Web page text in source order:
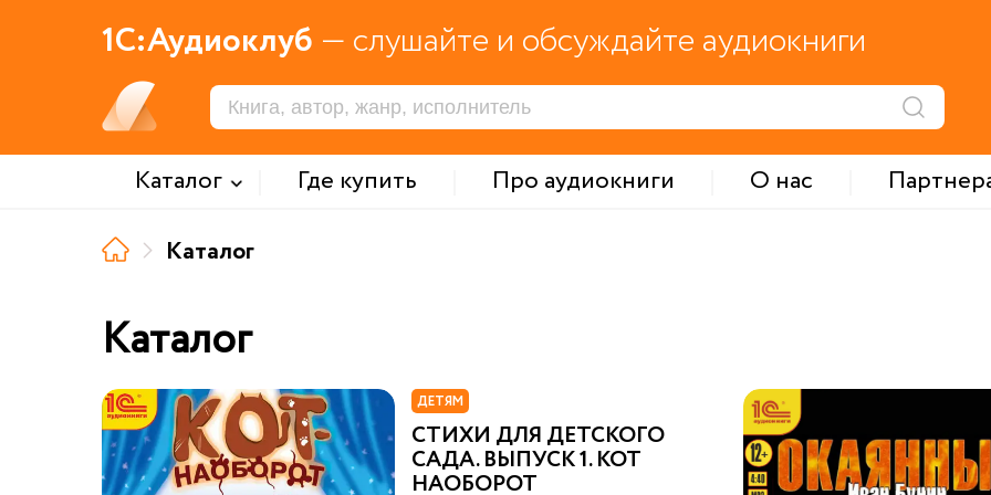
1С:Аудиоклуб — слушайте и обсуждайте аудиокниги
Каталог Где купить Про аудиокниги О нас
Каталог
Каталог
ДЕТЯМ
СТИХИ ДЛЯ ДЕТСКОГО
САДА. ВЫПУСК 1. КОТ
НАОБОРОТ